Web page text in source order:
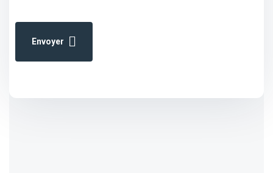
Envoyer